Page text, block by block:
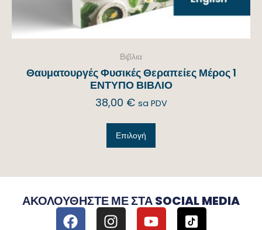
Βιβλια
Θαυματουργές Φυσικές Θεραπείες Μέρος 1
ΕΝΤΥΠΟ ΒΙΒΛΙΟ
38,00 € sa PDV
Επιλογή
ΑΚΟΛΟΥΘΉΣΤΕ ΜΕ ΣΤΑ SOCIAL MEDIA